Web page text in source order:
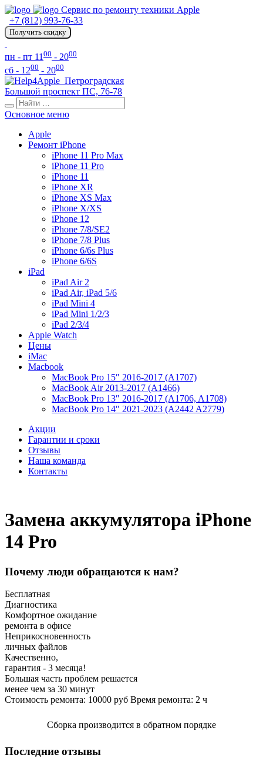
Сервис по ремонту техники Apple
+7 (812) 993-76-33
Получить скидку
пн - пт 11 00 - 2000
сб - 1200 - 2000
Петроградская
Большой проспект ПС, 76-78
Основное меню
Apple
Ремонт iPhone
iPhone 11 Pro Max
iPhone 11 Pro
iPhone 11
iPhone XR
iPhone XS Max
iPhone X/XS
iPhone 12
iPhone 7/8/SE2
iPhone 7/8 Plus
iPhone 6/6s Plus
iPhone 6/6S
iPad
iPad Air 2
iPad Air, iPad 5/6
iPad Mini 4
iPad Mini 1/2/3
iPad 2/3/4
Apple Watch
Цены
iMac
Macbook
MacBook Pro 15″ 2016-2017 (A1707)
MacBook Air 2013-2017 (A1466)
MacBook Pro 13″ 2016-2017 (A1706, A1708)
MacBook Pro 14″ 2021-2023 (A2442 A2779)
Акции
Гарантии и сроки
Отзывы
Наша команда
Контакты
Замена аккумулятора iPhone
14 Pro
Почему люди обращаются к нам?
Бесплатная
Диагностика
Комфортное ожидание
ремонта в офисе
Неприкосновенность
личных файлов
Качественно,
гарантия - 3 месяца!
Большая часть проблем решается
менее чем за 30 минут
Стоимость ремонта: 10000 руб Время ремонта: 2 ч
Сборка производится в обратном порядке
Последние отзывы